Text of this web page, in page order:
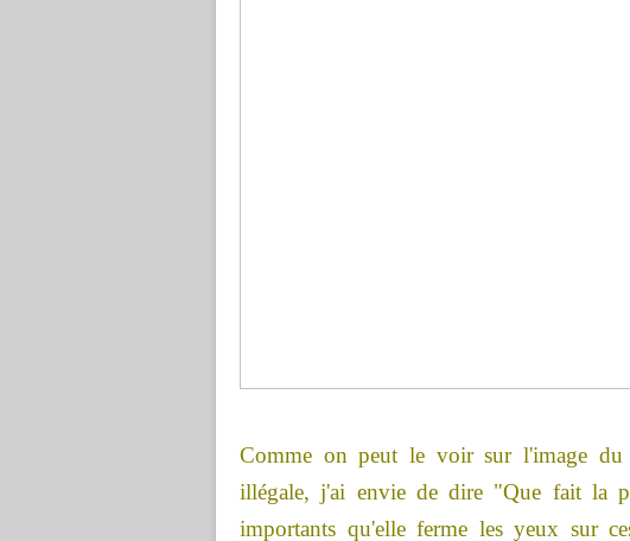
Comme on peut le voir sur l'image du
illégale, j'ai envie de dire "Que fait la
importants qu'elle ferme les yeux sur